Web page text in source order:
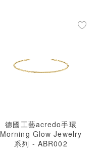
德國工藝acredo手環
Morning Glow Jewelry
系列 - ABR002